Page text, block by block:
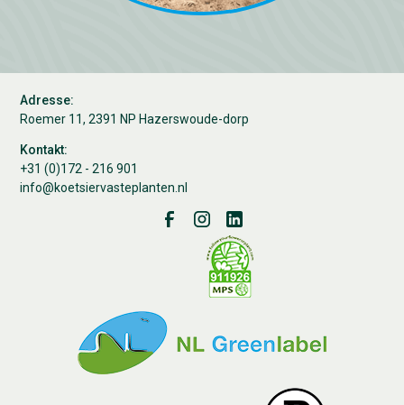
Adresse:
Roemer 11, 2391 NP Hazerswoude-dorp
Kontakt:
+31 (0)172 - 216 901
info@koetsiervasteplanten.nl